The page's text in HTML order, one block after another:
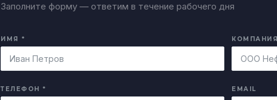
Заполните форму — ответим в течение рабочего дня
ИМЯ * КОМПАНИЯ
ТЕЛЕФОН * EMAIL